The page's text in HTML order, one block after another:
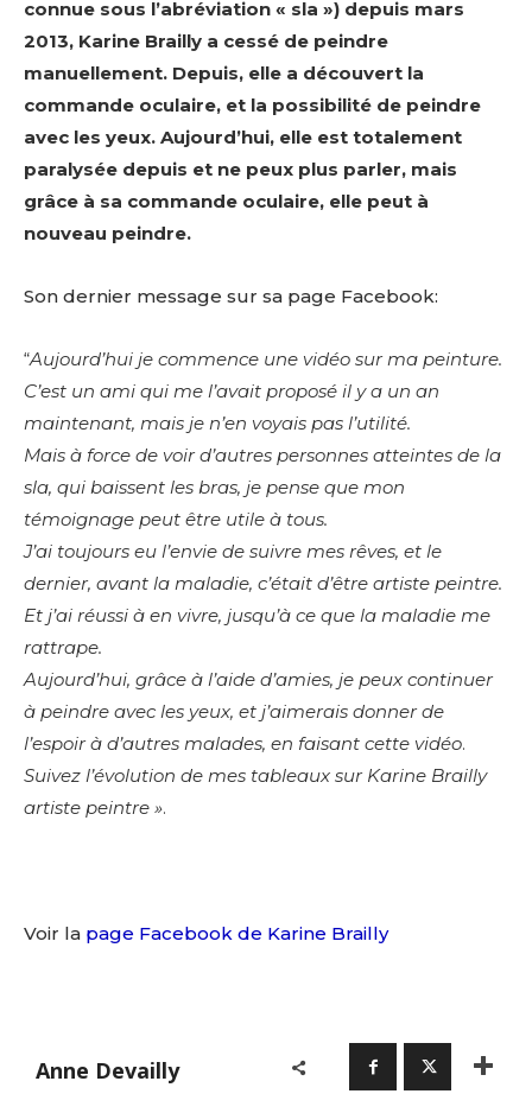
connue sous l’abréviation « sla ») depuis mars
2013, Karine Brailly a cessé de peindre
manuellement. Depuis, elle a découvert la
commande oculaire, et la possibilité de peindre
avec les yeux. Aujourd’hui, elle est totalement
paralysée depuis et ne peux plus parler, mais
grâce à sa commande oculaire, elle peut à
nouveau peindre.
Son dernier message sur sa page Facebook:
“Aujourd’hui je commence une vidéo sur ma peinture.
C’est un ami qui me l’avait proposé il y a un an
maintenant, mais je n’en voyais pas l’utilité.
Mais à force de voir d’autres personnes atteintes de la
sla, qui baissent les bras, je pense que mon
témoignage peut être utile à tous.
J’ai toujours eu l’envie de suivre mes rêves, et le
dernier, avant la maladie, c’était d’être artiste peintre.
Et j’ai réussi à en vivre, jusqu’à ce que la maladie me
rattrape.
Aujourd’hui, grâce à l’aide d’amies, je peux continuer
à peindre avec les yeux, et j’aimerais donner de
l’espoir à d’autres malades, en faisant cette vidéo.
Suivez l’évolution de mes tableaux sur Karine Brailly
artiste peintre ».
Voir la page Facebook de Karine Brailly
Anne Devailly